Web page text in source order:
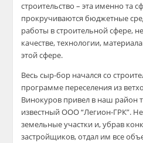
строительство – эта именно та
прокручиваются бюджетные
работы в строительной сфере,
качестве, технологии,
этой сфере.
Весь сыр-бор начался со
программе переселения из
Винокуров привел в наш район
известный ООО “Легион-ГРК”.
земельные участки и, убрав
застройщиков, отдал им все